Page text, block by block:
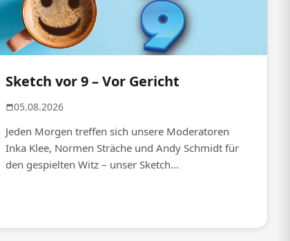
Sketch vor 9 – Vor Gericht
05.08.2026
Jeden Morgen treffen sich unsere Moderatoren
Inka Klee, Normen Sträche und Andy Schmidt für
den gespielten Witz – unser Sketch...